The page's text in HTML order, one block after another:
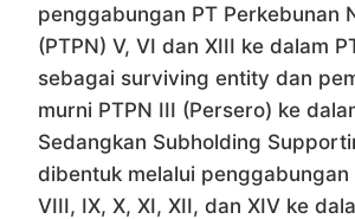
penggabungan PT Perkebunan
(PTPN) V, VI dan XIII ke dalam
sebagai surviving entity dan
murni PTPN III (Persero) ke
Sedangkan Subholding
dibentuk melalui penggabungan
VIII, IX, X, XI, XII, dan XIV ke